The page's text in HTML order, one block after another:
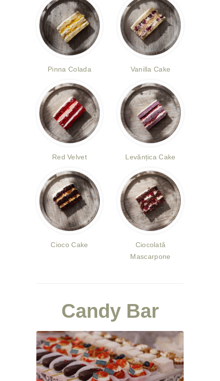
Pinna Colada Vanilla Cake
Red Velvet Levănțica Cake
Cioco Cake
Ciocolată
Mascarpone
Candy Bar